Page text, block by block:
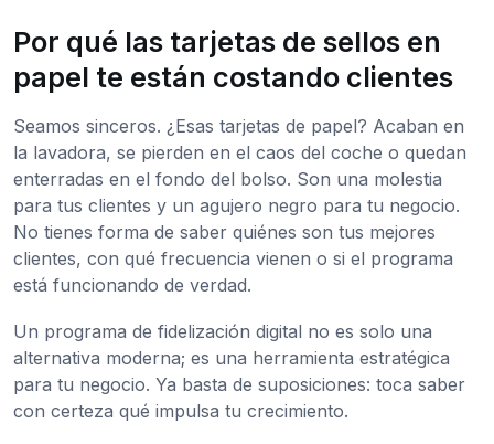
Por qué las tarjetas de sellos en
papel te están costando clientes
Seamos sinceros. ¿Esas tarjetas de papel? Acaban en
la lavadora, se pierden en el caos del coche o quedan
enterradas en el fondo del bolso. Son una molestia
para tus clientes y un agujero negro para tu negocio.
No tienes forma de saber quiénes son tus mejores
clientes, con qué frecuencia vienen o si el programa
está funcionando de verdad.
Un programa de fidelización digital no es solo una
alternativa moderna; es una herramienta estratégica
para tu negocio. Ya basta de suposiciones: toca saber
con certeza qué impulsa tu crecimiento.